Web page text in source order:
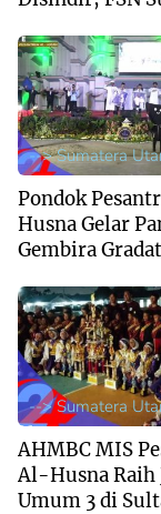
Kejar Nilai
--> Sumatera
Pondok
Husna Gelar
Gembira
Syukur dan
Santri
--> Sumatera
AHMBC MIS
Al-Husna Raih
Umum 3 di